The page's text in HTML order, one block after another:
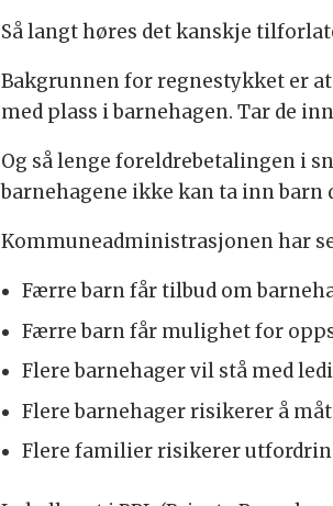
Så langt høres det kanskje
Bakgrunnen for regnestykket er
med plass i barnehagen. Tar de
Og så lenge foreldrebetalingen i
barnehagene ikke kan ta inn barn
Kommuneadministrasjonen har
Færre barn får tilbud om
Færre barn får mulighet for
Flere barnehager vil stå med
Flere barnehager risikerer å
Flere familier risikerer